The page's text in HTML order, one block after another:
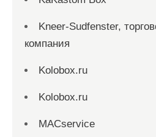
Kneer-Sudfenster,
компания
Kolobox.ru
Kolobox.ru
MACservice